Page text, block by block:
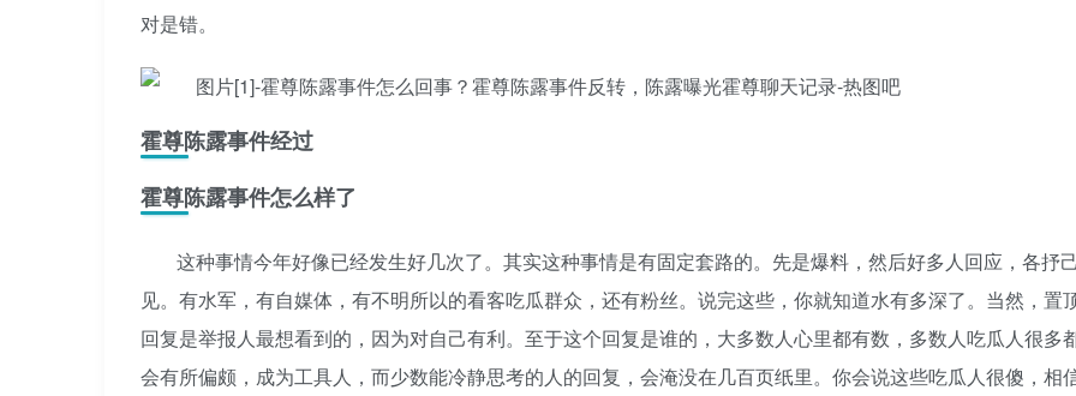
对是错。
霍尊陈露事件经过
霍尊陈露事件怎么样了
这种事情今年好像已经发生好几次了。其实这种事情是有固定套路的。先是爆料，然后好多人回应，各抒己
见。有水军，有自媒体，有不明所以的看客吃瓜群众，还有粉丝。说完这些，你就知道水有多深了。当然，置
回复是举报人最想看到的，因为对自己有利。至于这个回复是谁的，大多数人心里都有数，多数人吃瓜人很多
会有所偏颇，成为工具人，而少数能冷静思考的人的回复，会淹没在几百页纸里。你会说这些吃瓜人很傻，相